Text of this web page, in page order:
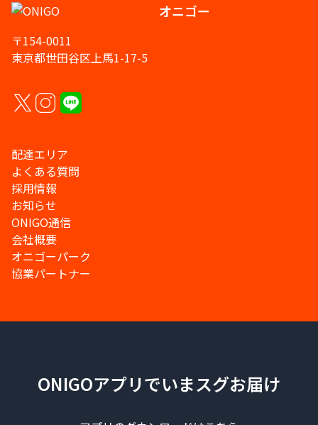
オニゴー
〒154-0011
東京都世田谷区上馬1-17-5
配達エリア
よくある質問
採用情報
お知らせ
ONIGO通信
会社概要
オニゴーパーク
協業パートナー
ONIGOアプリでいまスグお届け